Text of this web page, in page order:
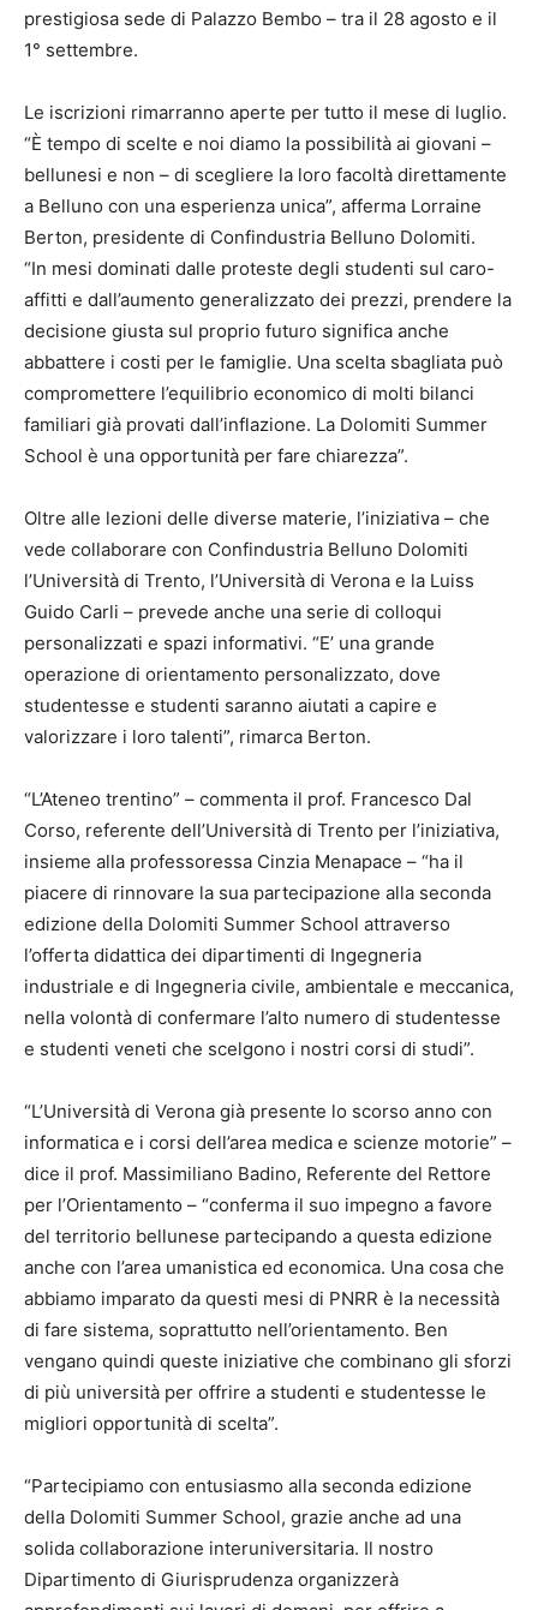
prestigiosa sede di Palazzo Bembo – tra il 28 agosto e il
1° settembre.
Le iscrizioni rimarranno aperte per tutto il mese di luglio.
“È tempo di scelte e noi diamo la possibilità ai giovani –
bellunesi e non – di scegliere la loro facoltà direttamente
a Belluno con una esperienza unica”, afferma Lorraine
Berton, presidente di Confindustria Belluno Dolomiti.
“In mesi dominati dalle proteste degli studenti sul caro-
affitti e dall’aumento generalizzato dei prezzi, prendere la
decisione giusta sul proprio futuro significa anche
abbattere i costi per le famiglie. Una scelta sbagliata può
compromettere l’equilibrio economico di molti bilanci
familiari già provati dall’inflazione. La Dolomiti Summer
School è una opportunità per fare chiarezza”.
Oltre alle lezioni delle diverse materie, l’iniziativa – che
vede collaborare con Confindustria Belluno Dolomiti
l’Università di Trento, l’Università di Verona e la Luiss
Guido Carli – prevede anche una serie di colloqui
personalizzati e spazi informativi. “E’ una grande
operazione di orientamento personalizzato, dove
studentesse e studenti saranno aiutati a capire e
valorizzare i loro talenti”, rimarca Berton.
“L’Ateneo trentino” – commenta il prof. Francesco Dal
Corso, referente dell’Università di Trento per l’iniziativa,
insieme alla professoressa Cinzia Menapace – “ha il
piacere di rinnovare la sua partecipazione alla seconda
edizione della Dolomiti Summer School attraverso
l’offerta didattica dei dipartimenti di Ingegneria
industriale e di Ingegneria civile, ambientale e meccanica,
nella volontà di confermare l’alto numero di studentesse
e studenti veneti che scelgono i nostri corsi di studi”.
“L’Università di Verona già presente lo scorso anno con
informatica e i corsi dell’area medica e scienze motorie” –
dice il prof. Massimiliano Badino, Referente del Rettore
per l’Orientamento – “conferma il suo impegno a favore
del territorio bellunese partecipando a questa edizione
anche con l’area umanistica ed economica. Una cosa che
abbiamo imparato da questi mesi di PNRR è la necessità
di fare sistema, soprattutto nell’orientamento. Ben
vengano quindi queste iniziative che combinano gli sforzi
di più università per offrire a studenti e studentesse le
migliori opportunità di scelta”.
“Partecipiamo con entusiasmo alla seconda edizione
della Dolomiti Summer School, grazie anche ad una
solida collaborazione interuniversitaria. Il nostro
Dipartimento di Giurisprudenza organizzerà